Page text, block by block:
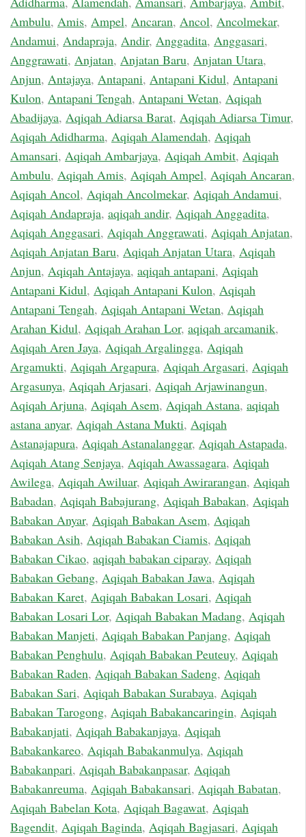
Ambulu, Amis, Ampel, Ancaran, Ancol, Ancolmekar,
Andamui, Andapraja, Andir, Anggadita, Anggasari,
Anggrawati, Anjatan, Anjatan Baru, Anjatan Utara,
Anjun, Antajaya, Antapani, Antapani Kidul, Antapani
Kulon, Antapani Tengah, Antapani Wetan, Aqiqah
Abadijaya, Aqiqah Adiarsa Barat, Aqiqah Adiarsa Timur,
Aqiqah Adidharma, Aqiqah Alamendah, Aqiqah
Amansari, Aqiqah Ambarjaya, Aqiqah Ambit, Aqiqah
Ambulu, Aqiqah Amis, Aqiqah Ampel, Aqiqah Ancaran,
Aqiqah Ancol, Aqiqah Ancolmekar, Aqiqah Andamui,
Aqiqah Andapraja, aqiqah andir, Aqiqah Anggadita,
Aqiqah Anggasari, Aqiqah Anggrawati, Aqiqah Anjatan,
Aqiqah Anjatan Baru, Aqiqah Anjatan Utara, Aqiqah
Anjun, Aqiqah Antajaya, aqiqah antapani, Aqiqah
Antapani Kidul, Aqiqah Antapani Kulon, Aqiqah
Antapani Tengah, Aqiqah Antapani Wetan, Aqiqah
Arahan Kidul, Aqiqah Arahan Lor, aqiqah arcamanik,
Aqiqah Aren Jaya, Aqiqah Argalingga, Aqiqah
Argamukti, Aqiqah Argapura, Aqiqah Argasari, Aqiqah
Argasunya, Aqiqah Arjasari, Aqiqah Arjawinangun,
Aqiqah Arjuna, Aqiqah Asem, Aqiqah Astana, aqiqah
astana anyar, Aqiqah Astana Mukti, Aqiqah
Astanajapura, Aqiqah Astanalanggar, Aqiqah Astapada,
Aqiqah Atang Senjaya, Aqiqah Awassagara, Aqiqah
Awilega, Aqiqah Awiluar, Aqiqah Awirarangan, Aqiqah
Babadan, Aqiqah Babajurang, Aqiqah Babakan, Aqiqah
Babakan Anyar, Aqiqah Babakan Asem, Aqiqah
Babakan Asih, Aqiqah Babakan Ciamis, Aqiqah
Babakan Cikao, aqiqah babakan ciparay, Aqiqah
Babakan Gebang, Aqiqah Babakan Jawa, Aqiqah
Babakan Karet, Aqiqah Babakan Losari, Aqiqah
Babakan Losari Lor, Aqiqah Babakan Madang, Aqiqah
Babakan Manjeti, Aqiqah Babakan Panjang, Aqiqah
Babakan Penghulu, Aqiqah Babakan Peuteuy, Aqiqah
Babakan Raden, Aqiqah Babakan Sadeng, Aqiqah
Babakan Sari, Aqiqah Babakan Surabaya, Aqiqah
Babakan Tarogong, Aqiqah Babakancaringin, Aqiqah
Babakanjati, Aqiqah Babakanjaya, Aqiqah
Babakankareo, Aqiqah Babakanmulya, Aqiqah
Babakanpari, Aqiqah Babakanpasar, Aqiqah
Babakanreuma, Aqiqah Babakansari, Aqiqah Babatan,
Aqiqah Babelan Kota, Aqiqah Bagawat, Aqiqah
Bagendit, Aqiqah Baginda, Aqiqah Bagjasari, Aqiqah